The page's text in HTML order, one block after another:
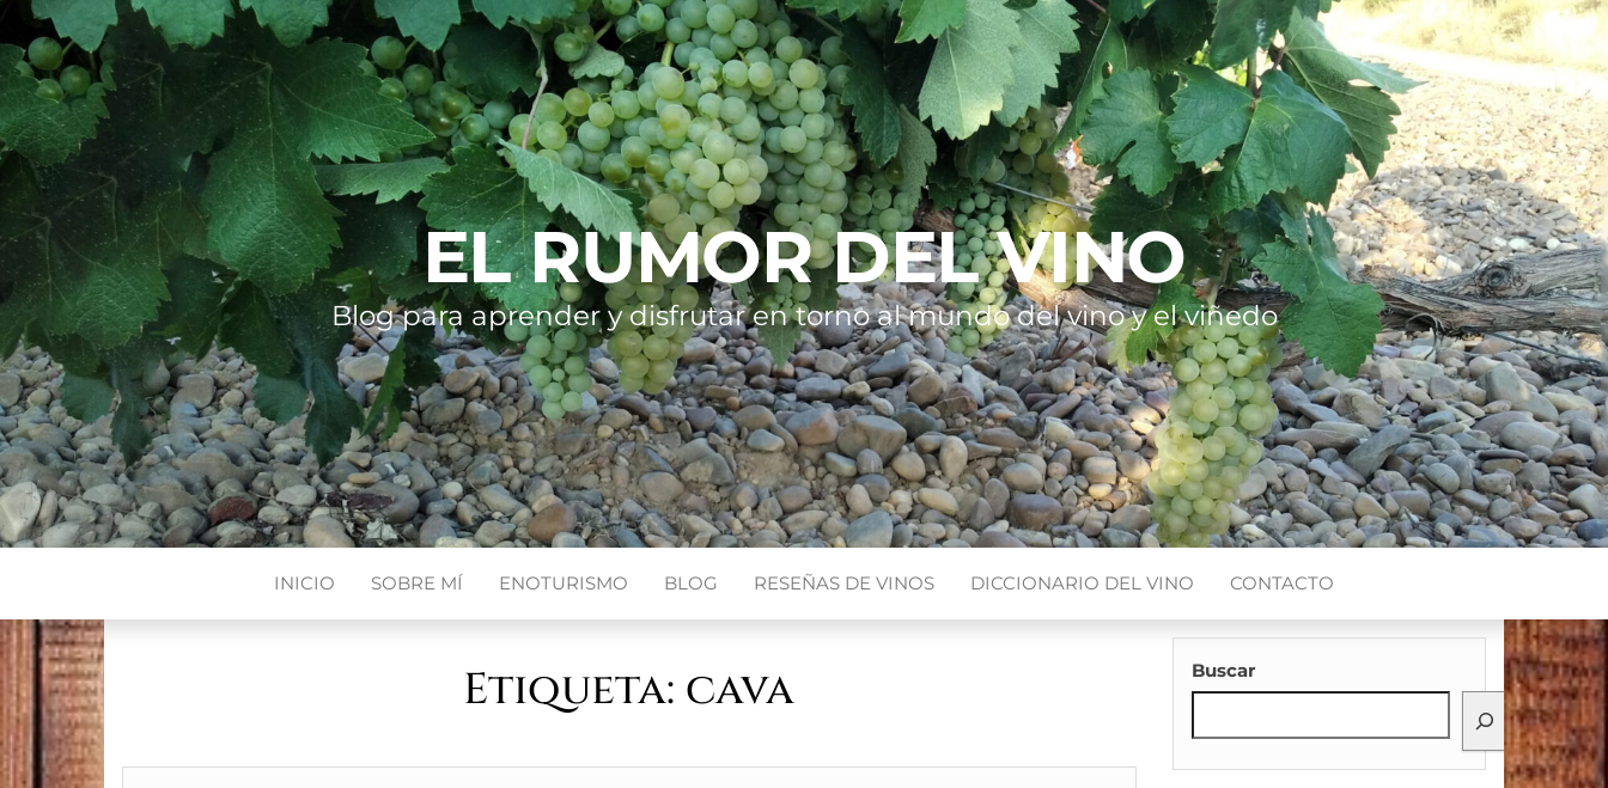
EL RUMOR DEL VINO
Blog para aprender y disfrutar en torno al mundo del vino y el viñedo
INICIO SOBRE MÍ ENOTURISMO BLOG RESEÑAS DE VINOS DICCIONARIO DEL VINO CONTACTO
Etiqueta: cava Buscar